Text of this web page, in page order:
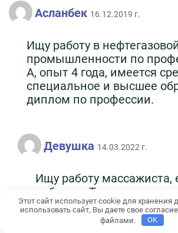
Асланбек 16.12.2019 г.
Ищу работу в нефтегазовой
промышленности по
А, опыт 4 года, имеется
специальное и высшее
диплом по профессии.
Девушка 14.03.2022 г.
Ищу работу массажиста,
работы в Турции, сам
Казахстане.
Этот сайт использует cookie для
использовать сайт, Вы даете свое
файлами.
OK